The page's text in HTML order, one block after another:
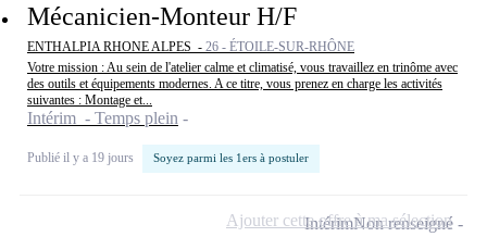
Mécanicien-Monteur H/F
ENTHALPIA RHONE ALPES - 26 - ÉTOILE-SUR-RHÔNE
Votre mission : Au sein de l'atelier calme et climatisé, vous travaillez en trinôme avec
des outils et équipements modernes. A ce titre, vous prenez en charge les activités
suivantes : Montage et...
Intérim - Temps plein
Publié il y a 19 jours Soyez parmi les 1ers à postuler
IntérimNon renseigné
Ajouter cette offre à ma sélection